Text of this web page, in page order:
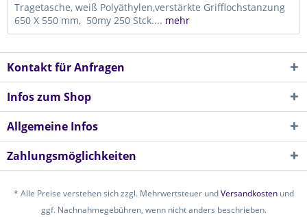
Tragetasche, weiß Polyäthylen,verstärkte Grifflochstanzung
650 X 550 mm, 50my 250 Stck.... mehr
Kontakt für Anfragen
Infos zum Shop
Allgemeine Infos
Zahlungsmöglichkeiten
* Alle Preise verstehen sich zzgl. Mehrwertsteuer undVersandkostenund
ggf. Nachnahmegebühren, wenn nicht anders beschrieben.